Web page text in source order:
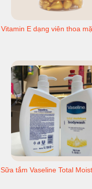
Vitamin E dạng viên thoa
Sữa tắm Vaseline Total